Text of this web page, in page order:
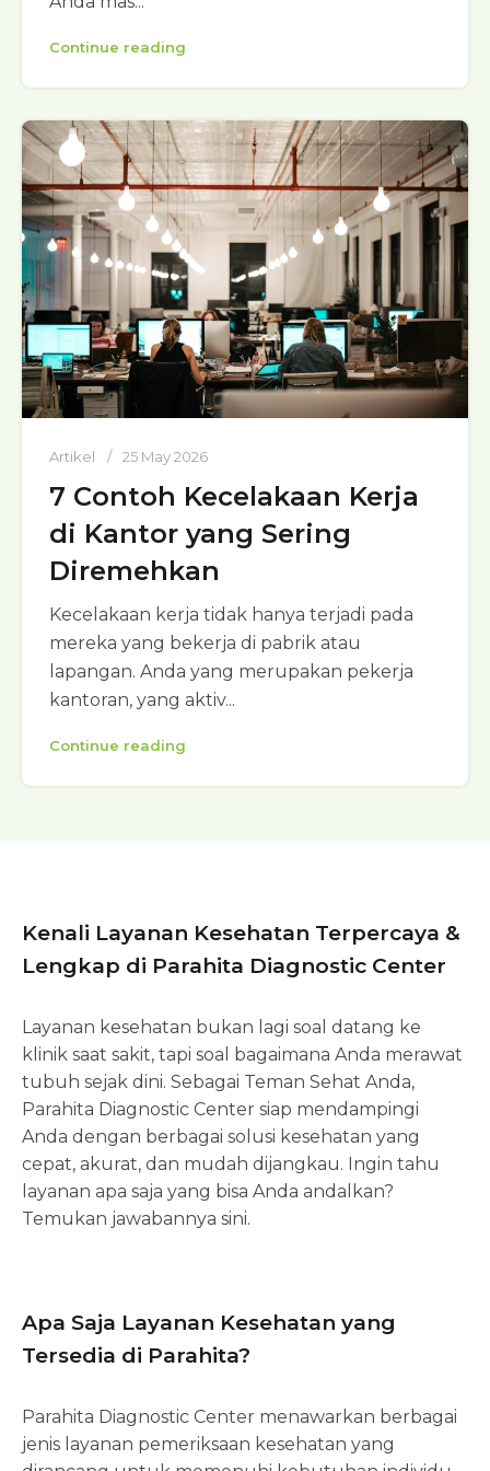
Continue reading
Artikel 25 May 2026
7 Contoh Kecelakaan Kerja
di Kantor yang Sering
Diremehkan
Kecelakaan kerja tidak hanya terjadi pada
mereka yang bekerja di pabrik atau
lapangan. Anda yang merupakan pekerja
kantoran, yang aktiv...
Continue reading
Kenali Layanan Kesehatan Terpercaya &
Lengkap di Parahita Diagnostic Center
Layanan kesehatan bukan lagi soal datang ke
klinik saat sakit, tapi soal bagaimana Anda merawat
tubuh sejak dini. Sebagai Teman Sehat Anda,
Parahita Diagnostic Center siap mendampingi
Anda dengan berbagai solusi kesehatan yang
cepat, akurat, dan mudah dijangkau. Ingin tahu
layanan apa saja yang bisa Anda andalkan?
Temukan jawabannya sini.
Apa Saja Layanan Kesehatan yang
Tersedia di Parahita?
Parahita Diagnostic Center menawarkan berbagai
jenis layanan pemeriksaan kesehatan yang